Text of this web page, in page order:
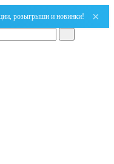
розыгрыши и новинки! ×